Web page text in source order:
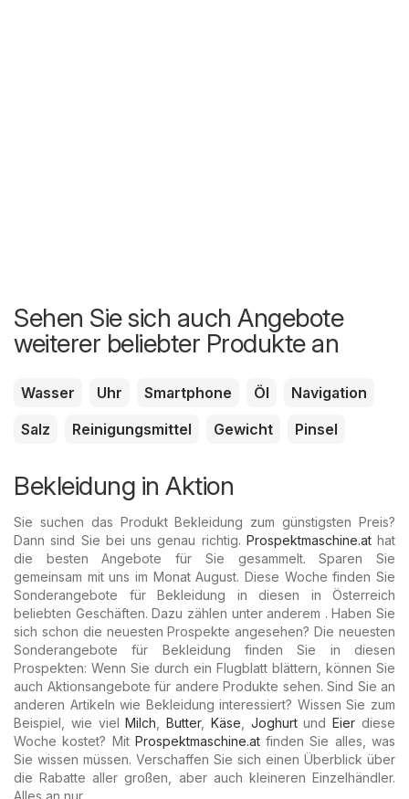
Sehen Sie sich auch Angebote
weiterer beliebter Produkte an
Wasser Uhr Smartphone Öl
Navigation
Salz
Reinigungsmittel Gewicht Pinsel
Bekleidung in Aktion
Sie suchen das Produkt Bekleidung zum günstigsten Preis?
Dann sind Sie bei uns genau richtig. Prospektmaschine.athat
die besten Angebote für Sie gesammelt. Sparen Sie
gemeinsam mit uns im Monat August. Diese Woche finden Sie
Sonderangebote für Bekleidung in diesen in Österreich
beliebten Geschäften. Dazu zählen unter anderem . Haben Sie
sich schon die neuesten Prospekte angesehen? Die neuesten
Sonderangebote für Bekleidung finden Sie in diesen
Prospekten: Wenn Sie durch ein Flugblatt blättern, können Sie
auch Aktionsangebote für andere Produkte sehen. Sind Sie an
anderen Artikeln wie Bekleidung interessiert? Wissen Sie zum
Beispiel, wie vielMilch ,Butter, Käse JoghurtundEier diese
Woche kostet? Mit Prospektmaschine.atfinden Sie alles, was
Sie wissen müssen. Verschaffen Sie sich einen Überblick über
die Rabatte aller großen, aber auch kleineren Einzelhändler.
Alles an nur